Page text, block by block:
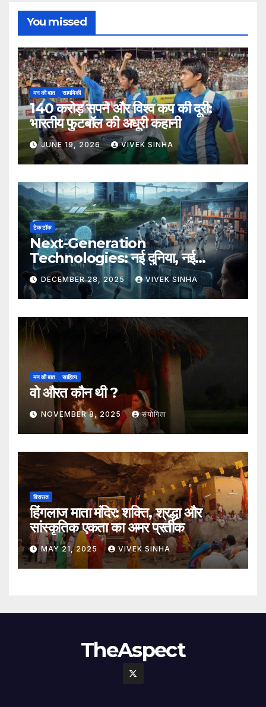
You missed
मन की बात सामयिकी
140 करोड़ सपने और विश्व कप की दूरी:
भारतीय फुटबॉल की अधूरी कहानी
JUNE 19, 2026 VIVEK SINHA
टेक टॉक
Next-Generation
Technologies: नई दुनिया, नई
संभावनाएँ, नया भविष्य
DECEMBER 28, 2025 VIVEK SINHA
मन की बात साहित्य
वो औरत कौन थी ?
NOVEMBER 8, 2025 संयोगिता
विरासत
हिंगलाज माता मंदिर: शक्ति, श्रद्धा और
सांस्कृतिक एकता का अमर प्रतीक
MAY 21, 2025 VIVEK SINHA
TheAspect